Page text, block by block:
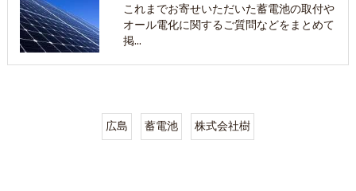
これまでお寄せいただいた蓄電池の取付や
オール電化に関するご質問などをまとめて
掲…
広島 蓄電池 株式会社樹